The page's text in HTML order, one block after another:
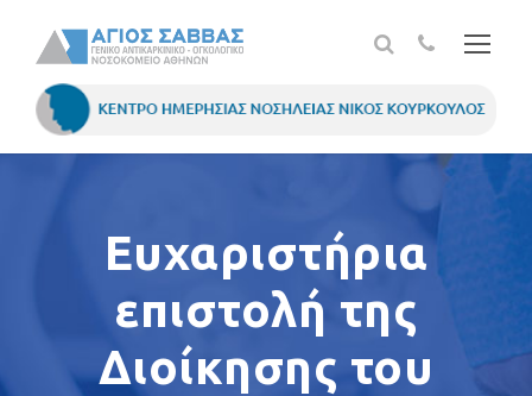
Ευχαριστήρια
επιστολή της
Διοίκησης του